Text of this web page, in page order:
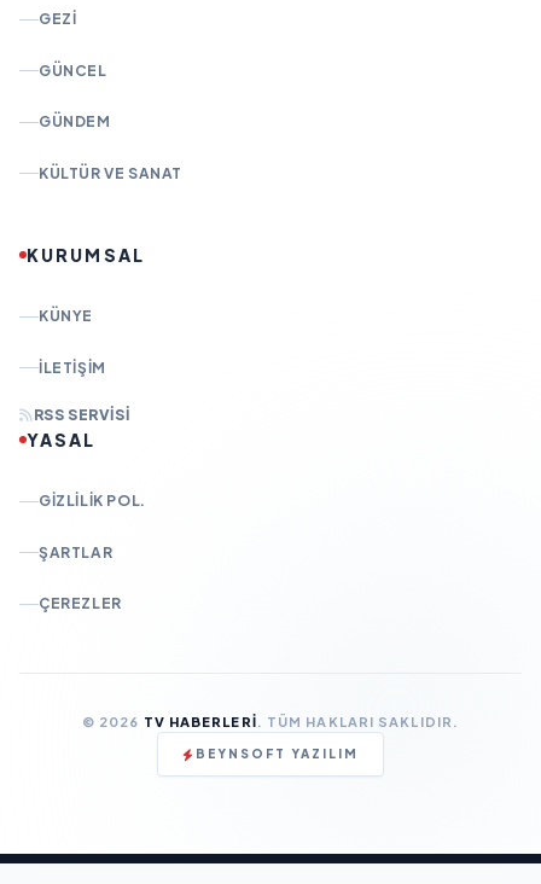
GEZI
GÜNCEL
GÜNDEM
KÜLTÜR VE SANAT
KURUMSAL
KÜNYE
İLETIŞIM
RSS SERVISI
YASAL
GIZLILIK POL.
ŞARTLAR
ÇEREZLER
© 2026 TV HABERLERI. TÜM HAKLARI SAKLIDIR.
BEYNSOFT YAZILIM